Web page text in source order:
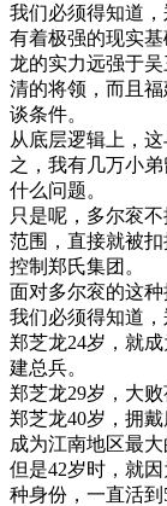
我们必须得知道
有着极强的现实
龙的实力远强于
清的将领，而且
谈条件。
从底层逻辑上，
之，我有几万小
什么问题。
只是呢，多尔衮
范围，直接就被
控制郑氏集团。
面对多尔衮的这种
我们必须得知道，
郑芝龙24岁，就
建总兵。
郑芝龙29岁，大
郑芝龙40岁，拥
成为江南地区最大
但是42岁时，就
种身份，一直活到